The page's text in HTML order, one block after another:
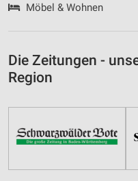
Möbel & Wohnen
Die Zeitungen -
Region